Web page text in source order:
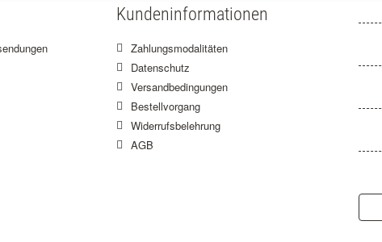
Kundeninformationen
Zahlungsmodalitäten
Datenschutz
Versandbedingungen
Bestellvorgang
Widerrufsbelehrung
AGB